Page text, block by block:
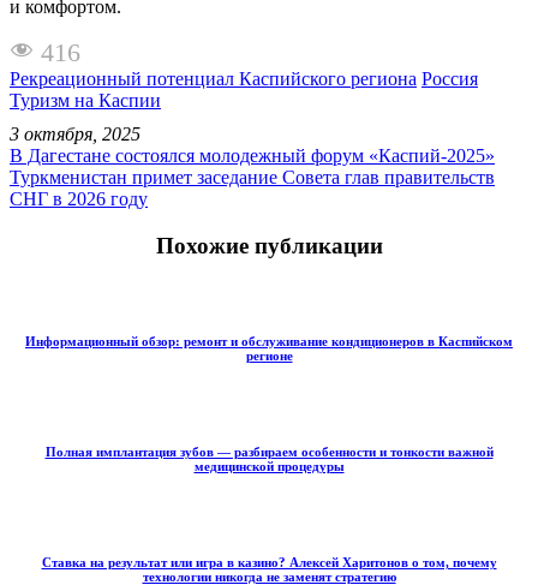
и комфортом.
416
Рекреационный потенциал Каспийского региона Россия
Туризм на Каспии
3 октября, 2025
В Дагестане состоялся молодежный форум «Каспий-2025»
Туркменистан примет заседание Совета глав правительств
СНГ в 2026 году
Похожие публикации
Информационный обзор: ремонт и обслуживание кондиционеров в Каспийском
регионе
Полная имплантация зубов — разбираем особенности и тонкости важной
медицинской процедуры
Ставка на результат или игра в казино? Алексей Харитонов о том, почему
технологии никогда не заменят стратегию